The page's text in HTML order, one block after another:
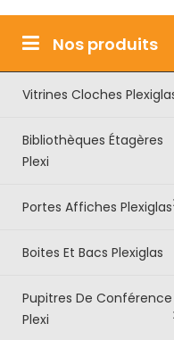
Nos produits
Vitrines Cloches
Bibliothèques Étagères
Plexi
Portes Affiches Plexiglas
Boites Et Bacs Plexiglas
Pupitres De Conférence
Plexi